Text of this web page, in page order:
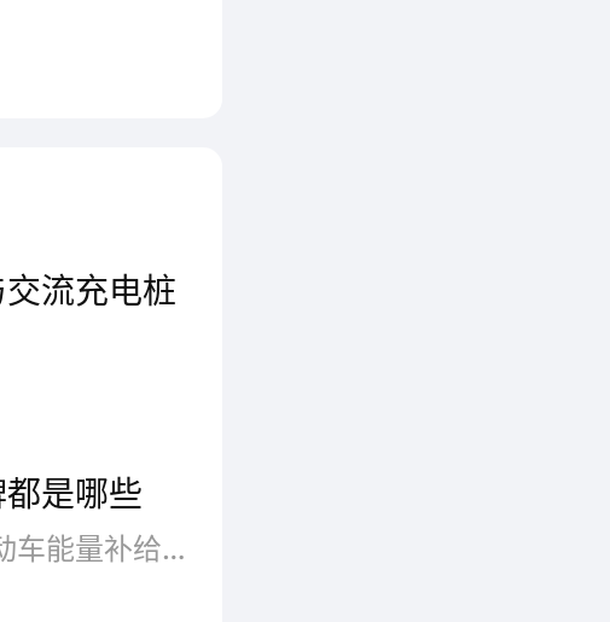
势、用
在选择
利的电
牌：
流充电桩
是哪些
充电桩是安装在户外的电动车能量补给装置。不管是公共充电桩还是私人充电桩，都需要较为过硬的产品质量。国内知名的充电桩品牌有哪些?以下品牌都不错。